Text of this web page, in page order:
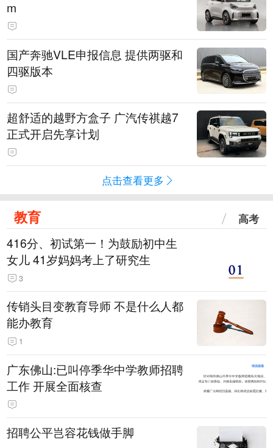
m
国产奔驰VLE申报信息 提供两驱和
四驱版本
超舒适的越野方盒子 广汽传祺越7
正式开启先享计划
点击查看更多
教育 高考
416分、初试第一！为鼓励初中生
女儿 41岁妈妈考上了研究生
3
传销头目变教育导师 不是什么人都
能办教育
1
广东佛山:已叫停季华中学教师招聘
工作 开展全面核查
招聘公平岂容花钱做手脚